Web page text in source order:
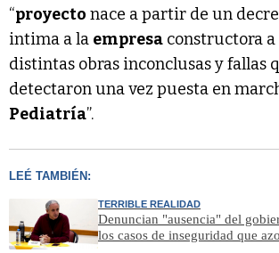
“proyecto nace a partir de un
intima a la empresa constructora
distintas obras inconclusas y fallas
detectaron una vez puesta en
Pediatría”.
LEÉ TAMBIÉN:
TERRIBLE REALIDAD
Denuncian "ausencia" del
los casos de inseguridad que